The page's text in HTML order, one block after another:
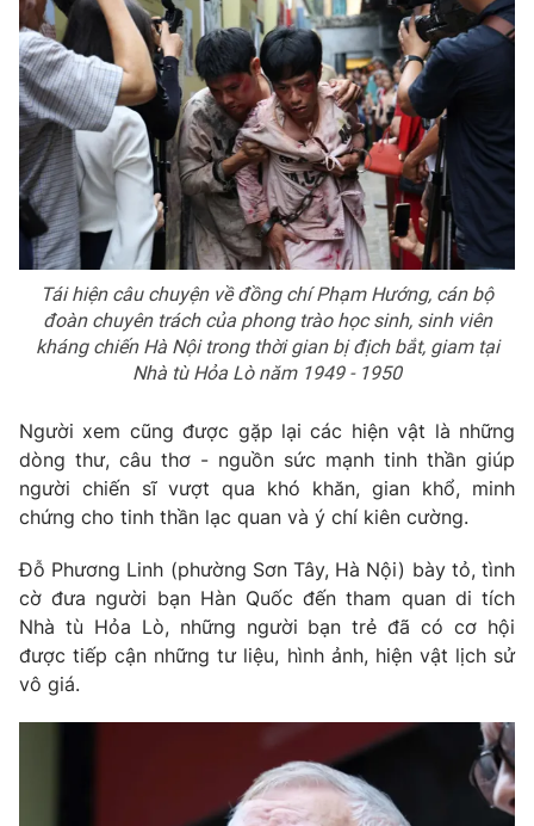
Tái hiện câu chuyện về đồng chí Phạm Hướng, cán bộ
đoàn chuyên trách của phong trào học sinh, sinh viên
kháng chiến Hà Nội trong thời gian bị địch bắt, giam tại
Nhà tù Hỏa Lò năm 1949 - 1950
Người xem cũng được gặp lại các hiện vật là những
dòng thư, câu thơ - nguồn sức mạnh tinh thần giúp
người chiến sĩ vượt qua khó khăn, gian khổ, minh
chứng cho tinh thần lạc quan và ý chí kiên cường.
Đỗ Phương Linh (phường Sơn Tây, Hà Nội) bày tỏ, tình
cờ đưa người bạn Hàn Quốc đến tham quan di tích
Nhà tù Hỏa Lò, những người bạn trẻ đã có cơ hội
được tiếp cận những tư liệu, hình ảnh, hiện vật lịch sử
vô giá.